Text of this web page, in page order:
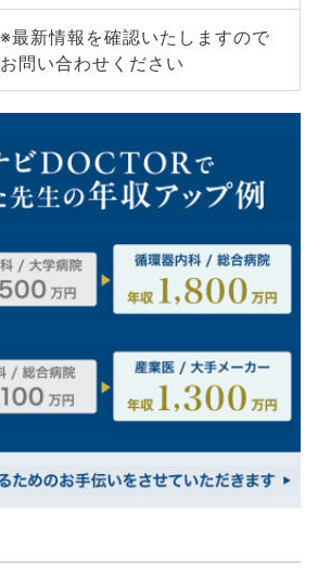
※最新情報を確認いたしますので
お問い合わせください